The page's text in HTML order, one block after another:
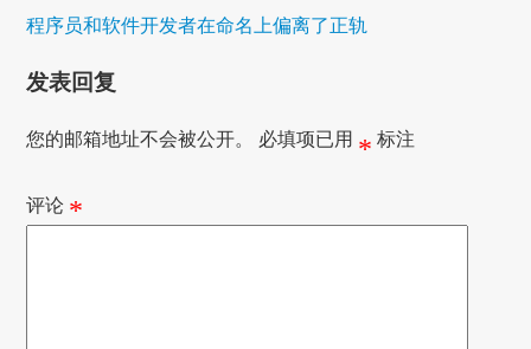
程序员和软件开发者在命名上偏离了正轨
发表回复
您的邮箱地址不会被公开。 必填项已用 * 标注
评论 *